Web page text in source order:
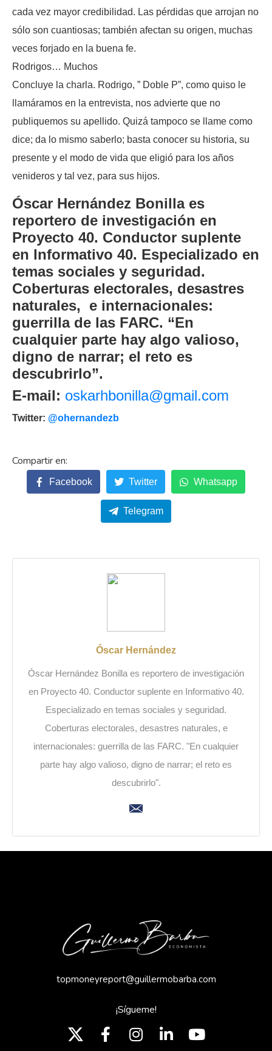
cada vez mayor credibilidad. Las pérdidas que arrojan no
sólo son cuantiosas; también afectan su origen, muchas
veces forjado en la buena fe.
Rodrigos… Muchos
Concluye la charla. Rodrigo, ” Doble P”, como quiso le
llamáramos en la entrevista, nos advierte que no
publiquemos su apellido. Quizá tampoco se llame como
dice; da lo mismo saberlo; basta conocer su historia, su
presente y el modo de vida que eligió para los años
venideros y tal vez, para sus hijos.
Óscar Hernández Bonilla es
reportero de investigación en
Proyecto 40. Conductor suplente
en Informativo 40. Especializado en
temas sociales y seguridad.
Coberturas electorales, desastres
naturales, e internacionales:
guerrilla de las FARC. “En
cualquier parte hay algo valioso,
digno de narrar; el reto es
descubrirlo”.
E-mail: oskarhbonilla@gmail.com
Twitter: @ohernandezb
Facebook Twitter Whatsapp
Telegram
Óscar Hernández
Óscar Hernández Bonilla es reportero de investigación
en Proyecto 40. Conductor suplente en Informativo 40.
Especializado en temas sociales y seguridad.
Coberturas electorales, desastres naturales, e
internacionales: guerrilla de las FARC. "En cualquier
parte hay algo valioso, digno de narrar; el reto es
descubrirlo".
topmoneyreport@guillermobarba.com
¡Sígueme!